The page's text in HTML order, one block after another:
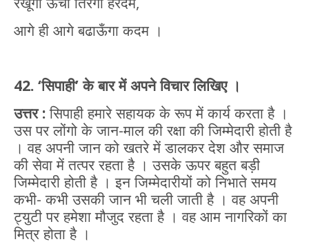
आगे ही आगे बढाऊँगा कदम ।
42. ‘सिपाही’ के बार में अपने विचार लिखिए ।
उत्तर :सिपाही हमारे सहायक के रूप में कार्य करता है ।
उस पर लोंगो के जान-माल की रक्षा की जिम्मेदारी होती है
। वह अपनी जान को खतरे में डालकर देश और समाज
की सेवा में तत्पर रहता है । उसके ऊपर बहुत बड़ी
जिम्मेदारी होती है । इन जिम्मेदारीयों को निभाते समय
कभी- कभी उसकी जान भी चली जाती है । वह अपनी
ट्युटी पर हमेशा मौजुद रहता है । वह आम नागरिकों का
मित्र होता है ।